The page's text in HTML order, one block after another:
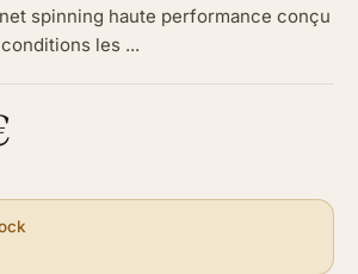
spinning haute performance conçu
les ...